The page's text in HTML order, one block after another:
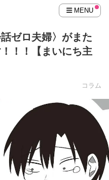
MENU
ゼロ夫婦〉がまた
！！【まいにち主
コラム